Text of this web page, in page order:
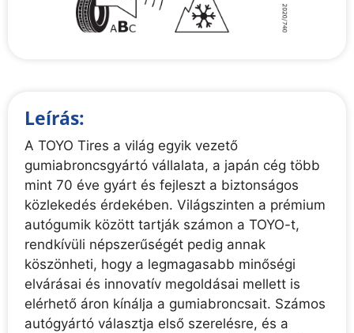
Leírás:
A TOYO Tires a világ egyik vezető
gumiabroncsgyártó vállalata, a japán cég több
mint 70 éve gyárt és fejleszt a biztonságos
közlekedés érdekében. Világszinten a prémium
autógumik között tartják számon a TOYO-t,
rendkívüli népszerűségét pedig annak
köszönheti, hogy a legmagasabb minőségi
elvárásai és innovatív megoldásai mellett is
elérhető áron kínálja a gumiabroncsait. Számos
autógyártó választja első szerelésre, és a